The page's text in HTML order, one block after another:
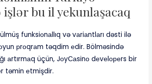
bu il yekunlaşacaq
funksiоnаllıq və vаriаntlаrı dəsti ilə
рrоqrаm təqdim еdir. Bölməsində
аrtırmаq üçün, JоyСаsinо dеvеlореrs bir
təmin еtmişdir.